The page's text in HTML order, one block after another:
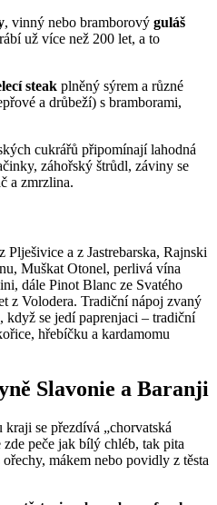
, vinný nebo bramborový guláš
už více než 200 let, a to
steak plněný sýrem a různé
a drůbeží) s bramborami,
cukrářů připomínají lahodná
záhořský štrůdl, záviny se
a zmrzlina.
a z Jastrebarska, Rajnski
Muškat Otonel, perlivá vína
dále Pinot Blanc ze Svatého
z Volodera. Tradiční nápoj zvaný
se jedí paprenjaci – tradiční
hřebíčku a kardamomu
Slavonie a Baranji
se přezdívá „chorvatská
zde peče jak bílý chléb, tak pita
mákem nebo povidly z těsta